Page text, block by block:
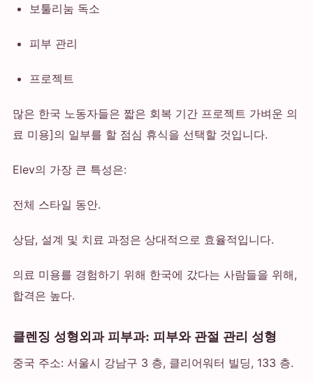
보툴리눔 독소
피부 관리
프로젝트
많은 한국 노동자들은 짧은 회복 기간 프로젝트 가벼운 의
료 미용]의 일부를 할 점심 휴식을 선택할 것입니다.
Elev의 가장 큰 특성은:
전체 스타일 동안.
상담, 설계 및 치료 과정은 상대적으로 효율적입니다.
의료 미용를 경험하기 위해 한국에 갔다는 사람들을 위해,
합격은 높다.
클렌징 성형외과 피부과: 피부와 관절 관리 성형
중국 주소: 서울시 강남구 3 층, 클리어워터 빌딩, 133 층.